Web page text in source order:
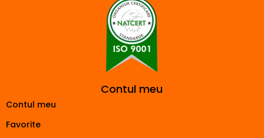
Contul meu
Contul meu
Favorite